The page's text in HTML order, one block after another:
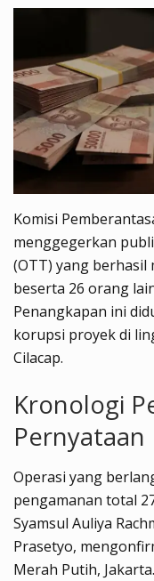
Komisi
menggegerkan
(OTT) yang berhasil
beserta 26 orang
Penangkapan ini
korupsi proyek di
Cilacap.
Kronologi
Pernyataan
Operasi yang
pengamanan total
Syamsul Auliya
Prasetyo,
Merah Putih, Jakarta.